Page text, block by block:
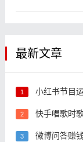
最新文章
1 小红书节目
2 快手唱歌时
3 微博问答赚